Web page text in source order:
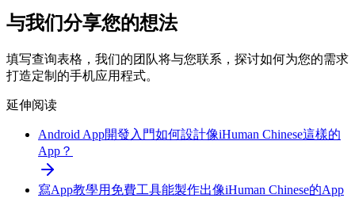
与我们分享您的想法
填写查询表格，我们的团队将与您联系，探讨如何为您的需求
打造定制的手机应用程式。
延伸阅读
Android App開發入門如何設計像iHuman Chinese這樣的
App？
寫App教學用免費工具能製作出像iHuman Chinese的App